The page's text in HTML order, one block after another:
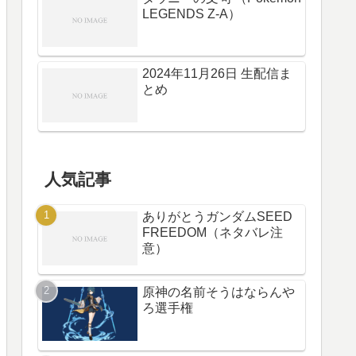
LEGENDS Z-A）
2024年11月26日 生配信ま
とめ
人気記事
ありがとうガンダムSEED
FREEDOM（ネタバレ注
意）
原神の名前そうはならんや
ろ選手権